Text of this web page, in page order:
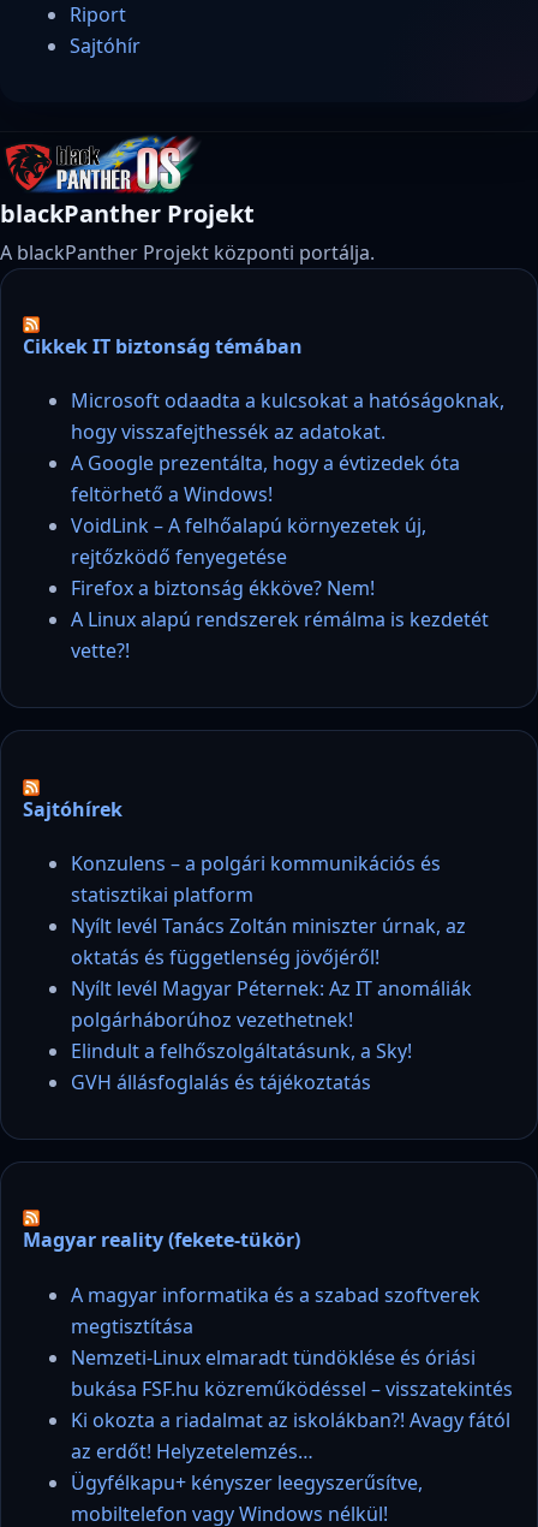
Riport
Sajtóhír
blackPanther Projekt
A blackPanther Projekt központi portálja.
Cikkek IT biztonság témában
Microsoft odaadta a kulcsokat a hatóságoknak,
hogy visszafejthessék az adatokat.
A Google prezentálta, hogy a évtizedek óta
feltörhető a Windows!
VoidLink – A felhőalapú környezetek új,
rejtőzködő fenyegetése
Firefox a biztonság ékköve? Nem!
A Linux alapú rendszerek rémálma is kezdetét
vette?!
Sajtóhírek
Konzulens – a polgári kommunikációs és
statisztikai platform
Nyílt levél Tanács Zoltán miniszter úrnak, az
oktatás és függetlenség jövőjéről!
Nyílt levél Magyar Péternek: Az IT anomáliák
polgárháborúhoz vezethetnek!
Elindult a felhőszolgáltatásunk, a Sky!
GVH állásfoglalás és tájékoztatás
Magyar reality (fekete-tükör)
A magyar informatika és a szabad szoftverek
megtisztítása
Nemzeti-Linux elmaradt tündöklése és óriási
bukása FSF.hu közreműködéssel – visszatekintés
Ki okozta a riadalmat az iskolákban?! Avagy fától
az erdőt! Helyzetelemzés…
Ügyfélkapu+ kényszer leegyszerűsítve,
mobiltelefon vagy Windows nélkül!